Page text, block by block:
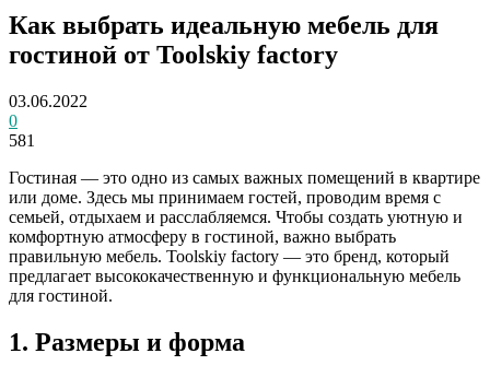
Как выбрать идеальную мебель для
гостиной от Toolskiy factory
03.06.2022
0
581
Гостиная — это одно из самых важных помещений в квартире
или доме. Здесь мы принимаем гостей, проводим время с
семьей, отдыхаем и расслабляемся. Чтобы создать уютную и
комфортную атмосферу в гостиной, важно выбрать
правильную мебель. Toolskiy factory — это бренд, который
предлагает высококачественную и функциональную мебель
для гостиной.
1. Размеры и форма